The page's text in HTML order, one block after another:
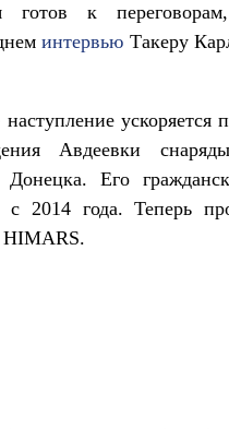
готов к
интервью Такеру
ускоряется
Авдеевки
Его
с 2014 года. Теперь
HIMARS.